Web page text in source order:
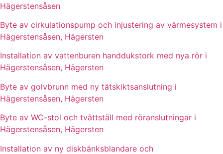
Hägerstensåsen
Byte av cirkulationspump och injustering av värmesystem i
Hägerstensåsen, Hägersten
Installation av vattenburen handdukstork med nya rör i
Hägerstensåsen, Hägersten
Byte av golvbrunn med ny tätskiktsanslutning i
Hägerstensåsen, Hägersten
Byte av WC-stol och tvättställ med röranslutningar i
Hägerstensåsen, Hägersten
Installation av ny diskbänksblandare och